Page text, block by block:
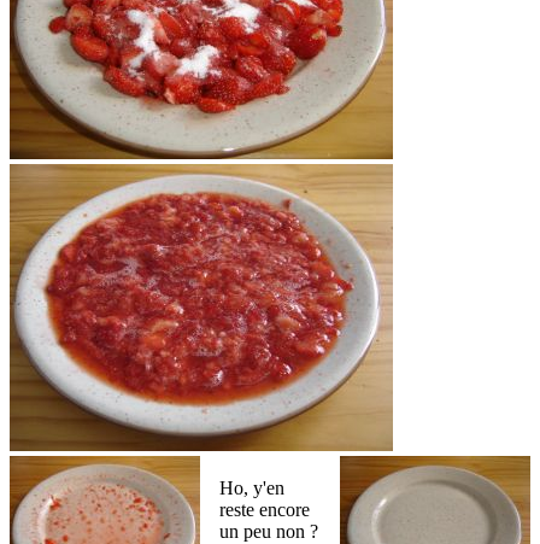
Ho, y'en
reste encore
un peu non ?